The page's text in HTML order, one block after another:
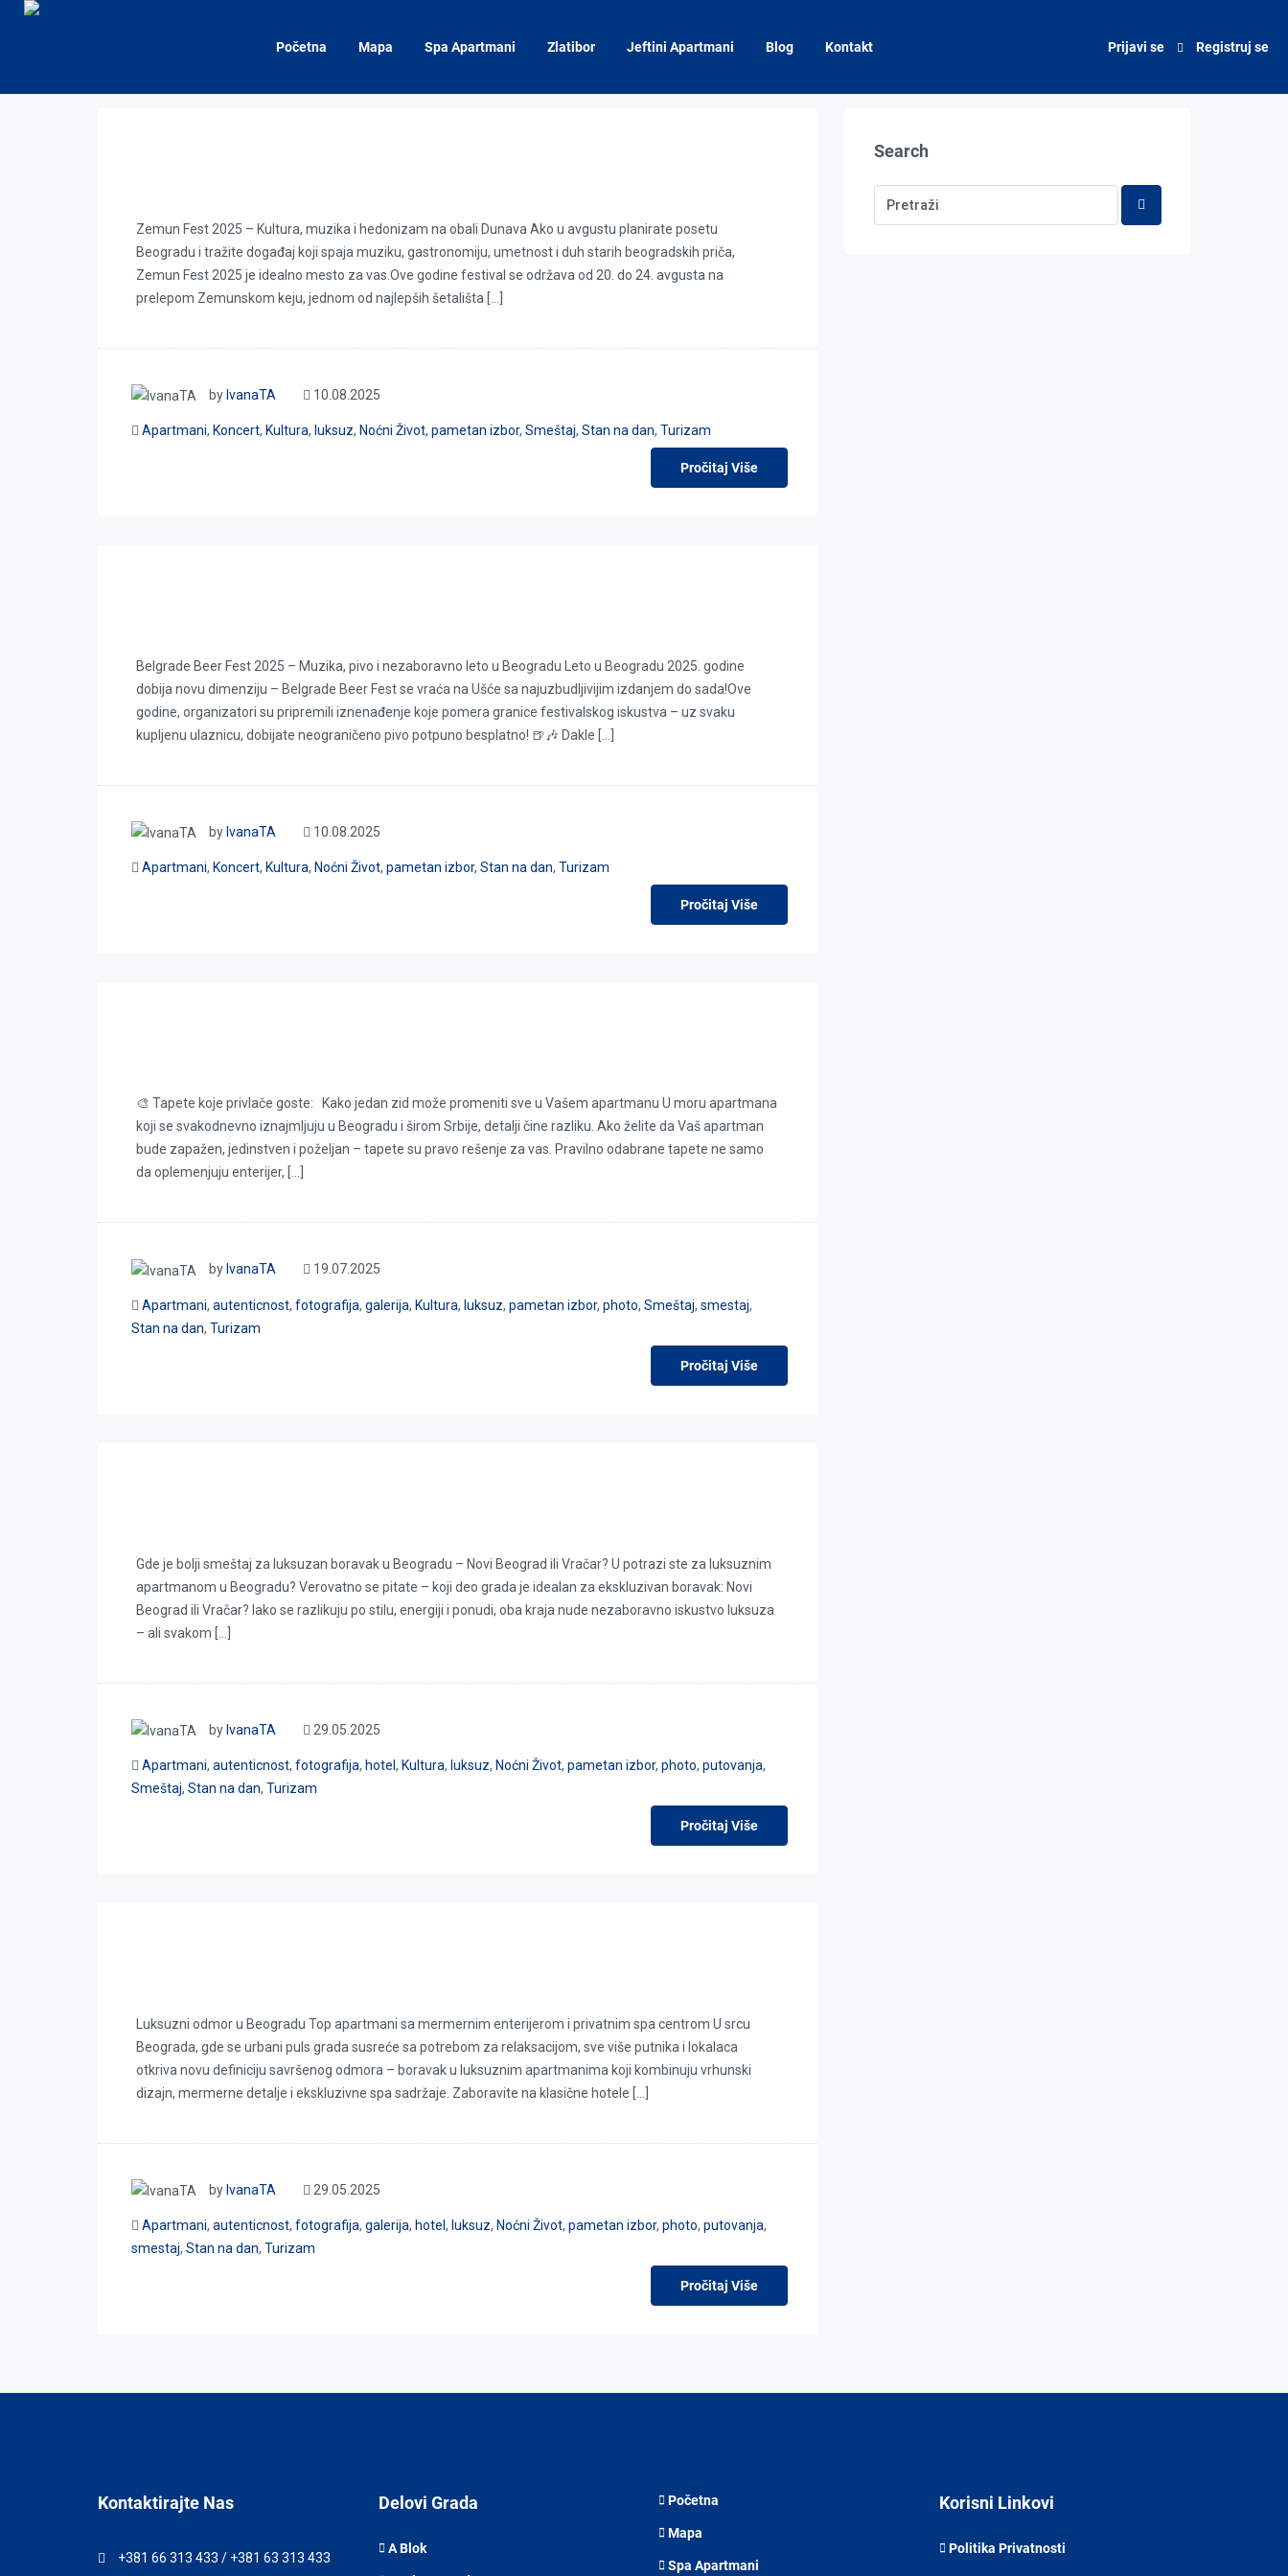
Početna Mapa Spa Apartmani Zlatibor Jeftini Apartmani Blog Kontakt Prijavi se Registruj se
Zemun Fest 2025 – Kultura, muzika i hedonizam na obali Dunava Ako u avgustu planirate posetu
Beogradu i tražite događaj koji spaja muziku, gastronomiju, umetnost i duh starih beogradskih priča,
Zemun Fest 2025 je idealno mesto za vas.Ove godine festival se održava od 20. do 24. avgusta na
prelepom Zemunskom keju, jednom od najlepših šetališta […]
by IvanaTA 10.08.2025
Apartmani, Koncert, Kultura, luksuz, Noćni Život, pametan izbor, Smeštaj, Stan na dan, Turizam
Pročitaj Više
Belgrade Beer Fest 2025 – Muzika, pivo i nezaboravno leto u Beogradu Leto u Beogradu 2025. godine
dobija novu dimenziju – Belgrade Beer Fest se vraća na Ušće sa najuzbudljivijim izdanjem do sada!Ove
godine, organizatori su pripremili iznenađenje koje pomera granice festivalskog iskustva – uz svaku
kupljenu ulaznicu, dobijate neograničeno pivo potpuno besplatno! 🍺🎶 Dakle […]
by IvanaTA 10.08.2025
Apartmani, Koncert, Kultura, Noćni Život, pametan izbor, Stan na dan, Turizam
Pročitaj Više
🎨 Tapete koje privlače goste: Kako jedan zid može promeniti sve u Vašem apartmanu U moru apartmana
koji se svakodnevno iznajmljuju u Beogradu i širom Srbije, detalji čine razliku. Ako želite da Vaš apartman
bude zapažen, jedinstven i poželjan – tapete su pravo rešenje za vas. Pravilno odabrane tapete ne samo
da oplemenjuju enterijer, […]
by IvanaTA 19.07.2025
Apartmani, autenticnost, fotografija, galerija, Kultura, luksuz, pametan izbor, photo, Smeštaj, smestaj,
Stan na dan, Turizam
Pročitaj Više
Gde je bolji smeštaj za luksuzan boravak u Beogradu – Novi Beograd ili Vračar? U potrazi ste za luksuznim
apartmanom u Beogradu? Verovatno se pitate – koji deo grada je idealan za ekskluzivan boravak: Novi
Beograd ili Vračar? Iako se razlikuju po stilu, energiji i ponudi, oba kraja nude nezaboravno iskustvo luksuza
– ali svakom […]
by IvanaTA 29.05.2025
Apartmani, autenticnost, fotografija, hotel , Kultura, luksuz, Noćni Život, pametan izbor, photo, putovanja,
Smeštaj, Stan na dan, Turizam
Pročitaj Više
Luksuzni odmor u Beogradu Top apartmani sa mermernim enterijerom i privatnim spa centrom U srcu
Beograda, gde se urbani puls grada susreće sa potrebom za relaksacijom, sve više putnika i lokalaca
otkriva novu definiciju savršenog odmora – boravak u luksuznim apartmanima koji kombinuju vrhunski
dizajn, mermerne detalje i ekskluzivne spa sadržaje. Zaboravite na klasične hotele […]
by IvanaTA 29.05.2025
Apartmani, autenticnost, fotografija, galerija, hotel , luksuz, Noćni Život, pametan izbor, photo, putovanja,
smestaj, Stan na dan, Turizam
Pročitaj Više
Search
Kontaktirajte Nas
+381 66 313 433 / +381 63 313 433
Delovi Grada
A Blok
Početna
Mapa
Spa Apartmani
Korisni Linkovi
Politika Privatnosti